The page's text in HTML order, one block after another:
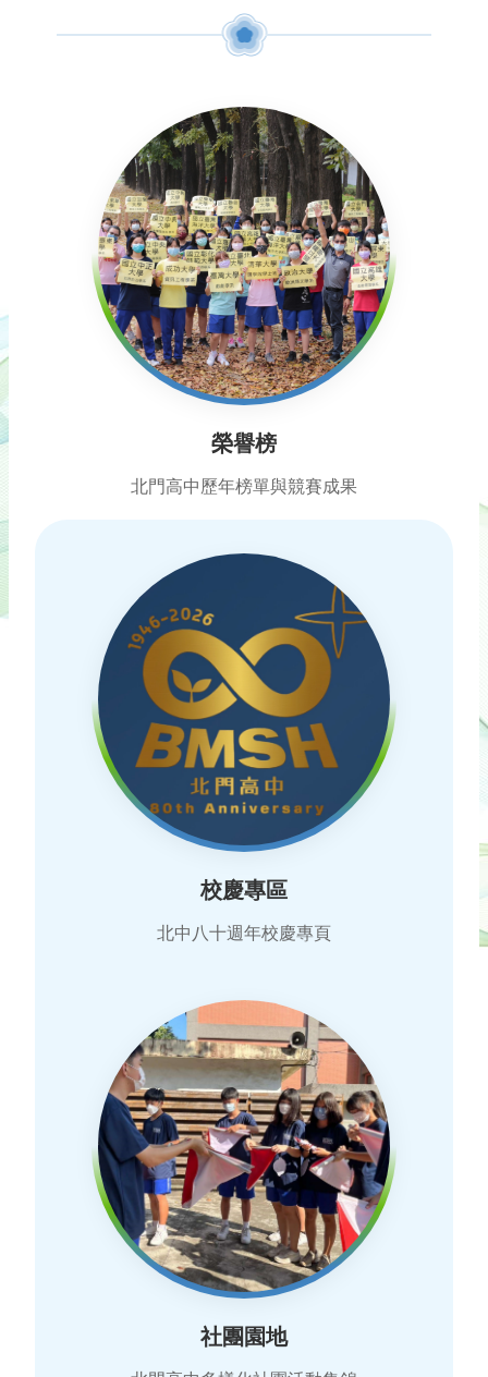
榮譽榜
北門高中歷年榜單與競賽成果
校慶專區
北中八十週年校慶專頁
社團園地